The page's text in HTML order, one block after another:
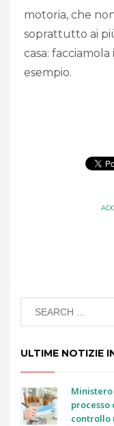
motoria, che
soprattutto ai
casa:
esempio.
ULTIME NOTIZIE
Ministero
processo
controllo